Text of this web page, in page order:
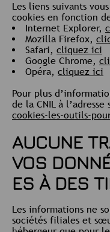
Les liens suivants
cookies en fonction
Internet Explorer,
Mozilla Firefox,
Safari, cliquez ici
Google Chrome,
Opéra, cliquez ici
Pour plus
de la CNIL à l’adresse
cookies-les-outils-
AUCUNE
VOS
ES À DES
Les informations ne
sociétés filiales et